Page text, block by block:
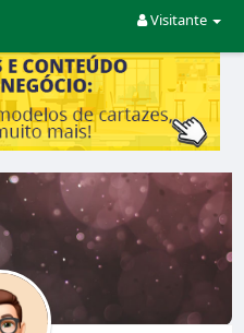
Visitante